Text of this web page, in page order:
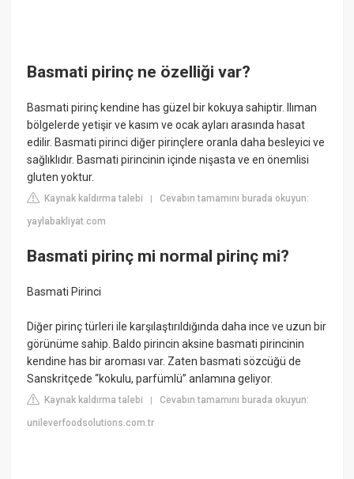
Basmati pirinç ne özelliği var?
Basmati pirinç kendine has güzel bir kokuya sahiptir. Ilıman
bölgelerde yetişir ve kasım ve ocak ayları arasında hasat
edilir. Basmati pirinci diğer pirinçlere oranla daha besleyici ve
sağlıklıdır. Basmati pirincinin içinde nişasta ve en önemlisi
gluten yoktur.
Kaynak kaldırma talebi |Cevabın tamamını burada okuyun:
yaylabakliyat.com
Basmati pirinç mi normal pirinç mi?
Basmati Pirinci
Diğer pirinç türleri ile karşılaştırıldığında daha ince ve uzun bir
görünüme sahip. Baldo pirincin aksine basmati pirincinin
kendine has bir aroması var. Zaten basmati sözcüğü de
Sanskritçede “kokulu, parfümlü” anlamına geliyor.
Kaynak kaldırma talebi |Cevabın tamamını burada okuyun:
unileverfoodsolutions.com.tr